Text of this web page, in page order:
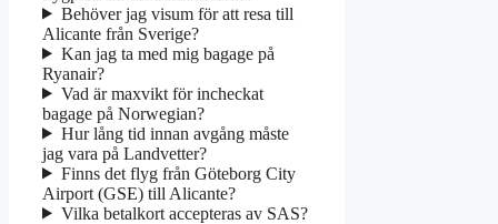
Behöver jag visum för att resa till
Alicante från Sverige?
Kan jag ta med mig bagage på
Ryanair?
Vad är maxvikt för incheckat
bagage på Norwegian?
Hur lång tid innan avgång måste
jag vara på Landvetter?
Finns det flyg från Göteborg City
Airport (GSE) till Alicante?
Vilka betalkort accepteras av SAS?